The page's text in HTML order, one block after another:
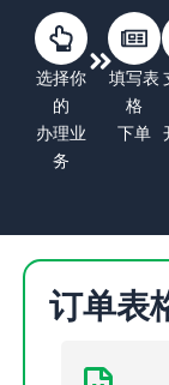
选择你
的
办理业
务
填写表
格
下单
订单表